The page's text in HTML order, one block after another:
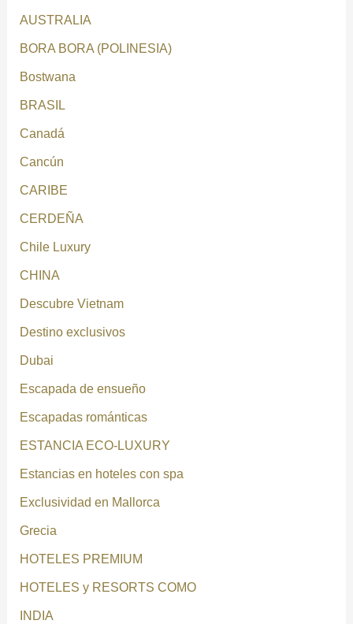
AUSTRALIA
BORA BORA (POLINESIA)
Bostwana
BRASIL
Canadá
Cancún
CARIBE
CERDEÑA
Chile Luxury
CHINA
Descubre Vietnam
Destino exclusivos
Dubai
Escapada de ensueño
Escapadas románticas
ESTANCIA ECO-LUXURY
Estancias en hoteles con spa
Exclusividad en Mallorca
Grecia
HOTELES PREMIUM
HOTELES y RESORTS COMO
INDIA